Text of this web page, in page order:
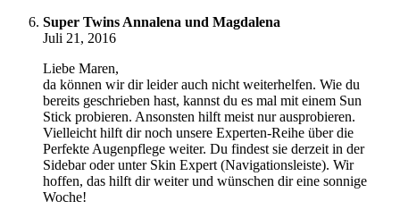
Super Twins Annalena und Magdalena
Juli 21, 2016
Liebe Maren,
da können wir dir leider auch nicht weiterhelfen. Wie du
bereits geschrieben hast, kannst du es mal mit einem Sun
Stick probieren. Ansonsten hilft meist nur ausprobieren.
Vielleicht hilft dir noch unsere Experten-Reihe über die
Perfekte Augenpflege weiter. Du findest sie derzeit in der
Sidebar oder unter Skin Expert (Navigationsleiste). Wir
hoffen, das hilft dir weiter und wünschen dir eine sonnige
Woche!